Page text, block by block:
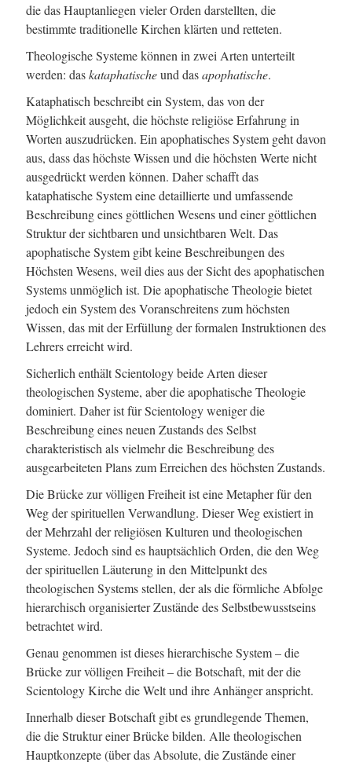
die das Hauptanliegen vieler Orden darstellten, die
bestimmte traditionelle Kirchen klärten und retteten.
Theologische Systeme können in zwei Arten unterteilt
werden: daskataphatischeund dasapophatische.
Kataphatisch beschreibt ein System, das von der
Möglichkeit ausgeht, die höchste religiöse Erfahrung in
Worten auszudrücken. Ein apophatisches System geht davon
aus, dass das höchste Wissen und die höchsten Werte nicht
ausgedrückt werden können. Daher schafft das
kataphatische System eine detaillierte und umfassende
Beschreibung eines göttlichen Wesens und einer göttlichen
Struktur der sichtbaren und unsichtbaren Welt. Das
apophatische System gibt keine Beschreibungen des
Höchsten Wesens, weil dies aus der Sicht des apophatischen
Systems unmöglich ist. Die apophatische Theologie bietet
jedoch ein System des Voranschreitens zum höchsten
Wissen, das mit der Erfüllung der formalen Instruktionen des
Lehrers erreicht wird.
Sicherlich enthält Scientology beide Arten dieser
theologischen Systeme, aber die apophatische Theologie
dominiert. Daher ist für Scientology weniger die
Beschreibung eines neuen Zustands des Selbst
charakteristisch als vielmehr die Beschreibung des
ausgearbeiteten Plans zum Erreichen des höchsten Zustands.
Die Brücke zur völligen Freiheit ist eine Metapher für den
Weg der spirituellen Verwandlung. Dieser Weg existiert in
der Mehrzahl der religiösen Kulturen und theologischen
Systeme. Jedoch sind es hauptsächlich Orden, die den Weg
der spirituellen Läuterung in den Mittelpunkt des
theologischen Systems stellen, der als die förmliche Abfolge
hierarchisch organisierter Zustände des Selbstbewusstseins
betrachtet wird.
Genau genommen ist dieses hierarchische System – die
Brücke zur völligen Freiheit – die Botschaft, mit der die
Scientology Kirche die Welt und ihre Anhänger anspricht.
Innerhalb dieser Botschaft gibt es grundlegende Themen,
die die Struktur einer Brücke bilden. Alle theologischen
Hauptkonzepte (über das Absolute, die Zustände einer